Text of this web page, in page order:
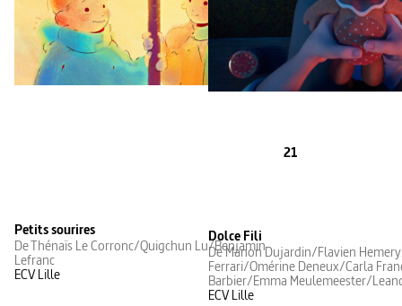
21
Petits sourires
De Thénaïs Le Corronc/Quigchun Lu/Benjamin
Lefranc
ECV Lille
Dolce Fili
De Manon Dujardin/Flavien
Ferrari/Omérine Deneux/Carla
Barbier/Emma Meulemeester/
ECV Lille